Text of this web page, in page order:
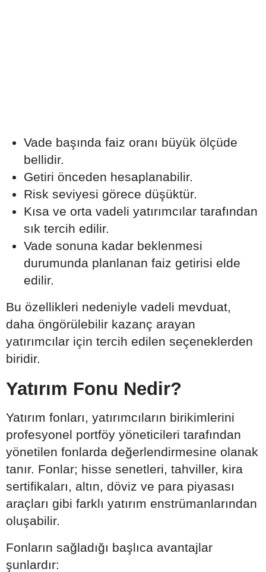
Vade başında faiz oranı büyük ölçüde
bellidir.
Getiri önceden hesaplanabilir.
Risk seviyesi görece düşüktür.
Kısa ve orta vadeli yatırımcılar tarafından
sık tercih edilir.
Vade sonuna kadar beklenmesi
durumunda planlanan faiz getirisi elde
edilir.
Bu özellikleri nedeniyle vadeli mevduat,
daha öngörülebilir kazanç arayan
yatırımcılar için tercih edilen seçeneklerden
biridir.
Yatırım Fonu Nedir?
Yatırım fonları, yatırımcıların birikimlerini
profesyonel portföy yöneticileri tarafından
yönetilen fonlarda değerlendirmesine olanak
tanır. Fonlar; hisse senetleri, tahviller, kira
sertifikaları, altın, döviz ve para piyasası
araçları gibi farklı yatırım enstrümanlarından
oluşabilir.
Fonların sağladığı başlıca avantajlar
şunlardır: